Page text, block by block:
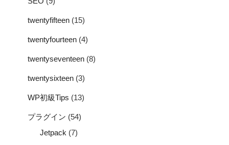
twentyfifteen (15)
twentyfourteen (4)
twentyseventeen (8)
twentysixteen (3)
WP初級Tips (13)
プラグイン (54)
Jetpack (7)